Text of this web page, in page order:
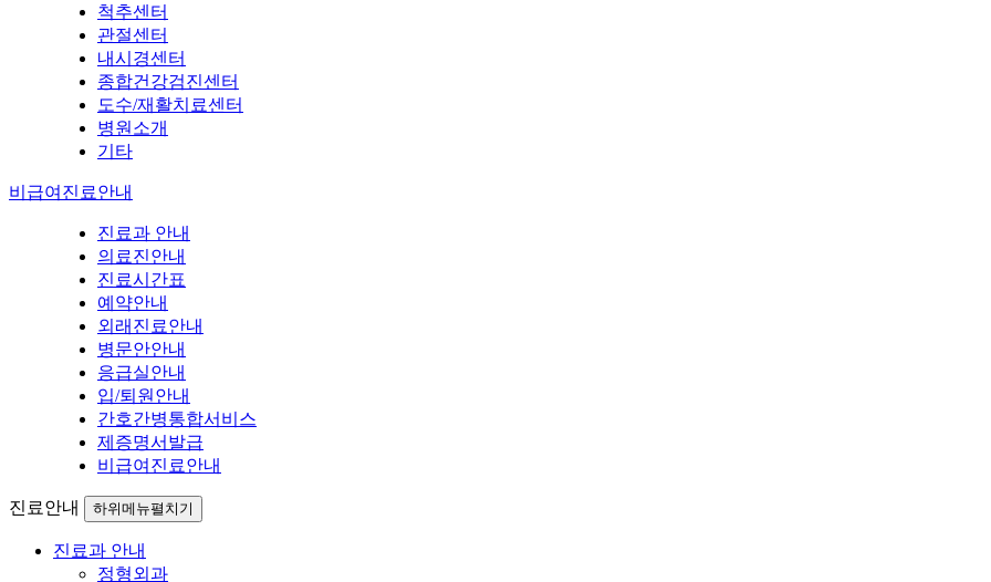
척추센터
관절센터
내시경센터
종합건강검진센터
도수/재활치료센터
병원소개
기타
비급여진료안내
진료과 안내
의료진안내
진료시간표
예약안내
외래진료안내
병문안안내
응급실안내
입/퇴원안내
간호간병통합서비스
제증명서발급
비급여진료안내
진료안내 하위메뉴펼치기
진료과 안내
정형외과